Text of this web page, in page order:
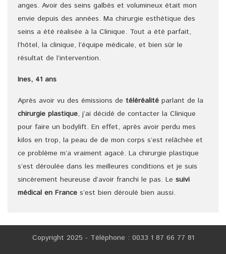
anges. Avoir des seins galbés et volumineux était mon
envie depuis des années. Ma chirurgie esthétique des
seins a été réalisée à la Clinique. Tout a été parfait,
l’hôtel, la clinique, l’équipe médicale, et bien sûr le
résultat de l’intervention.
Ines, 41 ans
Après avoir vu des émissions de téléréalité parlant de la
chirurgie plastique, j’ai décidé de contacter la Clinique
pour faire un bodylift. En effet, après avoir perdu mes
kilos en trop, la peau de de mon corps s’est relâchée et
ce problème m’a vraiment agacé. La chirurgie plastique
s’est déroulée dans les meilleures conditions et je suis
sincèrement heureuse d’avoir franchi le pas. Le suivi
médical en France s’est bien déroulé bien aussi.
Copyright 2025 - Téléphone : 0033 1 87 66 77 81